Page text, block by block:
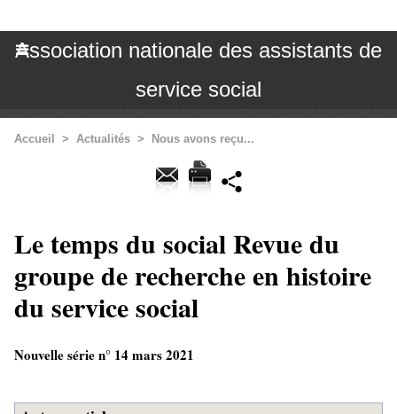
Association nationale des assistants de
service social
Accueil > Actualités > Nous avons reçu...
Le temps du social Revue du
groupe de recherche en histoire
du service social
Nouvelle série n° 14 mars 2021